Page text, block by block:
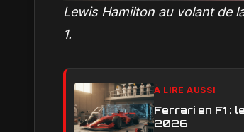
Lewis Hamilton au volant de
1.
À LIRE AUSSI
Ferrari en F1 :
2026